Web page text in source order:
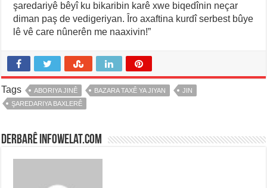
şaredariyê bêyî ku bikaribin karê xwe biqedînin neçar
diman paş de vedigeriyan. Îro axaftina kurdî serbest bûye
lê vê care nûnerên me naaxivin!”
Tags ABORIYA JINÊ BAZARA TAXÊ YA JIYAN
JIN
ŞAREDARIYA BAXLERÊ
Derbarê infowelat.com